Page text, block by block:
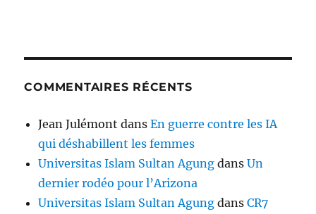
COMMENTAIRES RÉCENTS
Jean Julémont dansEn guerre contre les IA
qui déshabillent les femmes
Universitas Islam Sultan Agung dansUn
dernier rodéo pour l’Arizona
Universitas Islam Sultan Agung dansCR7